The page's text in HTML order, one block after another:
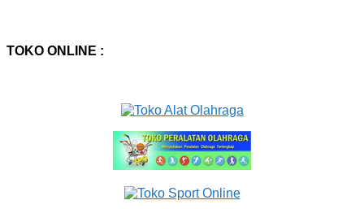
TOKO ONLINE :